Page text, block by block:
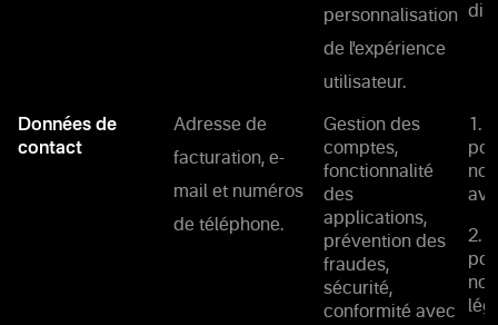
personnalisation
de l'expérience
utilisateur.
Données de
contact
Adresse de
facturation, e-
mail et numéros
de téléphone.
Gestion des
comptes,
fonctionnalité
des
applications,
prévention des
fraudes,
sécurité,
conformité avec
1.
2.